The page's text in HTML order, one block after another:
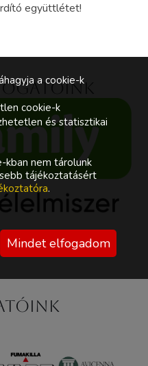
együttlétet!
a cookie-k
cookie-k
és statisztikai
kban nem tárolunk
tájékoztatásért
.
Mindet elfogadom